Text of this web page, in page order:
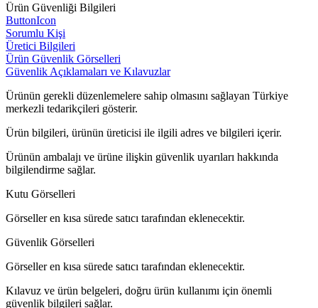
Ürün Güvenliği Bilgileri
ButtonIcon
Sorumlu Kişi
Üretici Bilgileri
Ürün Güvenlik Görselleri
Güvenlik Açıklamaları ve Kılavuzlar
Ürünün gerekli düzenlemelere sahip olmasını sağlayan Türkiye
merkezli tedarikçileri gösterir.
Ürün bilgileri, ürünün üreticisi ile ilgili adres ve bilgileri içerir.
Ürünün ambalajı ve ürüne ilişkin güvenlik uyarıları hakkında
bilgilendirme sağlar.
Kutu Görselleri
Görseller en kısa sürede satıcı tarafından eklenecektir.
Güvenlik Görselleri
Görseller en kısa sürede satıcı tarafından eklenecektir.
Kılavuz ve ürün belgeleri, doğru ürün kullanımı için önemli
güvenlik bilgileri sağlar.